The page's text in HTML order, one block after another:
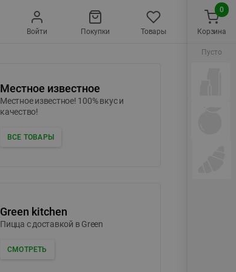
Войти Покупки Товары
Местное известное
Местное известное! 100% вкус и
качество!
ВСЕ ТОВАРЫ
Green kitchen
Пицца c доставкой в Green
СМОТРЕТЬ
Корзина
0
Пусто